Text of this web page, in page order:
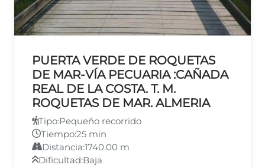
PUERTA VERDE DE ROQUETAS
DE MAR-VÍA PECUARIA :CAÑADA
REAL DE LA COSTA. T. M.
ROQUETAS DE MAR. ALMERIA
Tipo:Pequeño recorrido
Tiempo:25 min
Distancia:1740.00 m
Dificultad:Baja